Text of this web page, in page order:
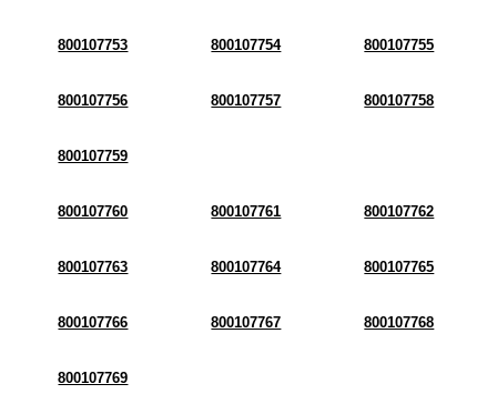
800107753 800107754 800107755
800107756 800107757 800107758
800107759
800107760 800107761 800107762
800107763 800107764 800107765
800107766 800107767 800107768
800107769